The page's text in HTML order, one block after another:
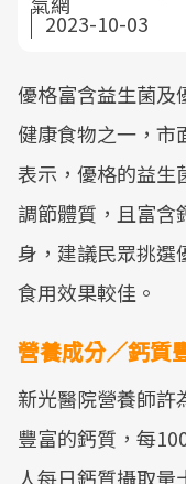
2023-10-03
優格富含益生菌及
健康食物之一，市
表示，優格的益生
調節體質，且富含
身，建議民眾挑選
食用效果較佳。
營養成分／鈣質
新光醫院營養師許
豐富的鈣質，每
人每日鈣質攝取